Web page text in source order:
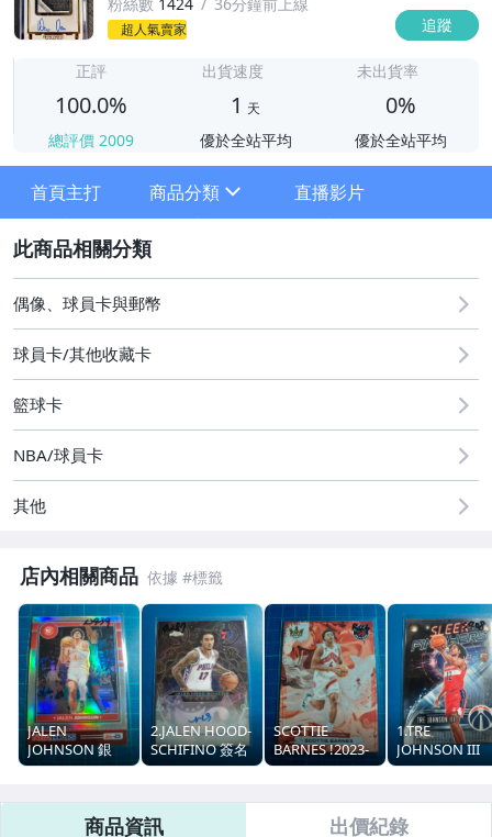
粉絲數 1424 36分鐘前上線
超人氣賣家 追蹤
正評
100.0%
總評價 2009
出貨速度
1 天
優於全站平均
未出貨率
0%
優於全站平均
首頁主打 商品分類
其它
直播影片
偶像、球員卡與郵幣
球員卡/其他收藏卡
籃球卡
NBA/球員卡
其他
店內相關商品
JALEN
JOHNSON 銀
亮!2024-25
版
2.JALEN HOOD-
SCHIFINO 簽名
卡!2025-26
CHROME
SCOTTIE
BARNES !2023-
24 COURT
1.TRE
JOHNSON III
RC FINISHERS
TOPPS
CHROME
商品資訊 出價紀錄